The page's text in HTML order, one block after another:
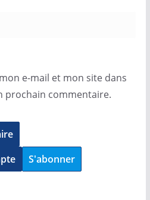
e-mail et mon site dans
prochain commentaire.
S'abonner